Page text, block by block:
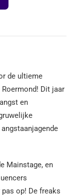
de ultieme
Dit jaar
en
Mainstage, en
op! De freaks